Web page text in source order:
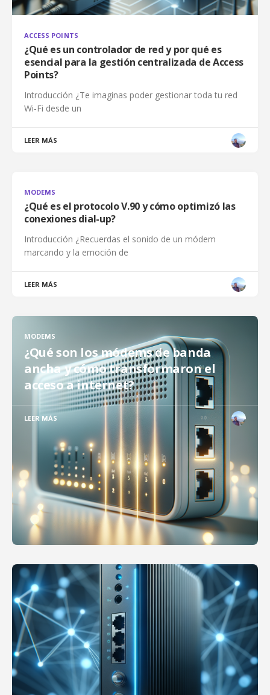
ACCESS POINTS
¿Qué es un controlador de red y por qué es
esencial para la gestión centralizada de Access
Points?
Introducción ¿Te imaginas poder gestionar toda tu red
Wi‑Fi desde un
LEER MÁS
MODEMS
¿Qué es el protocolo V.90 y cómo optimizó las
conexiones dial-up?
Introducción ¿Recuerdas el sonido de un módem
marcando y la emoción de
LEER MÁS
MODEMS
¿Qué son los módems de banda
ancha y cómo transformaron el
acceso a internet?
LEER MÁS